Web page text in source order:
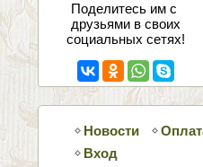
Поделитесь им с
друзьями в своих
социальных сетях!
Новости
Вход